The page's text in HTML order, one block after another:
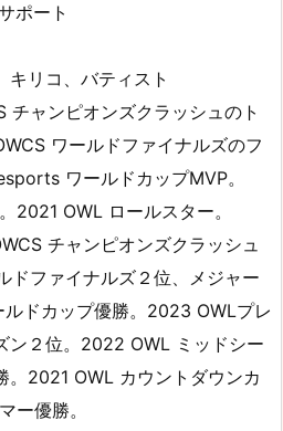
ポート
キリコ、バティスト
チャンピオンズクラッシュのト
ワールドファイナルズのフ
ワールドカップMVP。
2021 OWL ロールスター。
チャンピオンズクラッシュ
ドファイナルズ２位、メジャー
ドカップ優勝。2023 OWLプレ
ン２位。2022 OWL ミッドシー
。2021 OWL カウントダウンカ
ー優勝。